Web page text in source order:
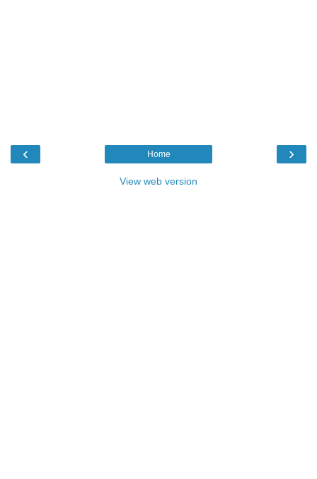
‹ ›
Home
View web version